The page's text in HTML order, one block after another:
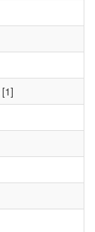
[1]